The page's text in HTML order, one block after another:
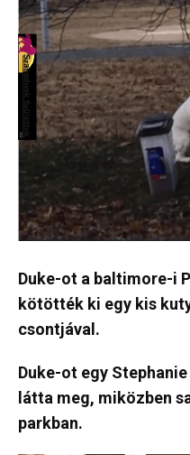
Duke-ot a baltimore-i
kötötték ki egy kis
csontjával.
Duke-ot egy
látta meg, miközben
parkban.